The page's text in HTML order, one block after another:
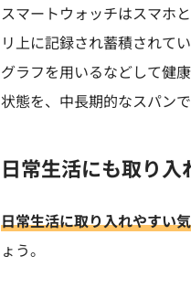
スマートウォッチはスマホ
リ上に記録され蓄積されて
グラフを用いるなどして健
状態を、中長期的なスパン
日常生活にも取り入
日常生活に取り入れやすい
ょう。